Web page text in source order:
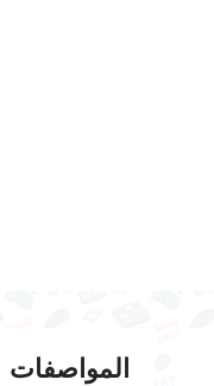
المواصفات